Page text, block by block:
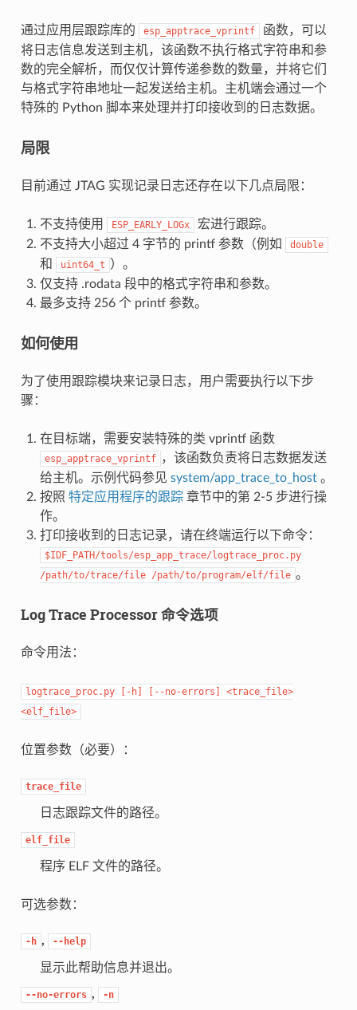
通过应用层跟踪库的 esp_apptrace_vprintf
函数，可以
将日志信息发送到主机，该函数不执行格式字符串和参
数的完全解析，而仅仅计算传递参数的数量，并将它们
与格式字符串地址一起发送给主机。主机端会通过一个
特殊的 Python 脚本来处理并打印接收到的日志数据。
局限
目前通过 JTAG 实现记录日志还存在以下几点局限：
不支持使用 ESP_EARLY_LOGx
宏进行跟踪。
不支持大小超过 4 字节的 printf 参数（例如
double
和 uint64_t
）。
仅支持 .rodata 段中的格式字符串和参数。
最多支持 256 个 printf 参数。
如何使用
为了使用跟踪模块来记录日志，用户需要执行以下步
骤：
在目标端，需要安装特殊的类 vprintf 函数
esp_apptrace_vprintf ，该函数负责将日志数据发送
给主机。示例代码参见 system/app_trace_to_host。
按照 特定应用程序的跟踪章节中的第 2-5 步进行操
作。
打印接收到的日志记录，请在终端运行以下命令：
$IDF_PATH/tools/esp_app_trace/logtrace_proc.py
/path/to/trace/file /path/to/program/elf/file 。
Log Trace Processor 命令选项
命令用法：
logtrace_proc.py [-h] [--no-errors]
<trace_file>
<elf_file>
位置参数（必要）：
trace_file
日志跟踪文件的路径。
elf_file
程序 ELF 文件的路径。
可选参数：
-h , --help
显示此帮助信息并退出。
--no-errors , -n